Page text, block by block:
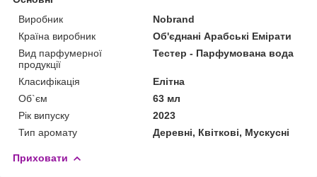
Виробник
Nobrand
Країна виробник
Об'єднані Арабські Емірати
Вид парфумерної
продукції
Тестер - Парфумована вода
Класифікація
Елітна
Об`єм
63 мл
Рік випуску
2023
Тип аромату
Деревні, Квіткові, Мускусні
Приховати